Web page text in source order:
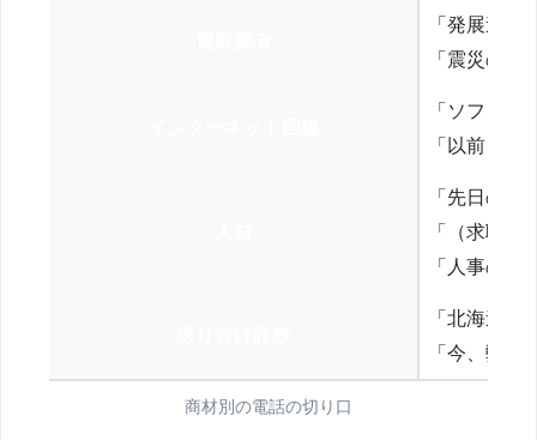
「発展途
「震災の
「ソフト
「以前、
「先日の
「（求職
「人事の方
「北海道
「今、弊
商材別の電話の切り口